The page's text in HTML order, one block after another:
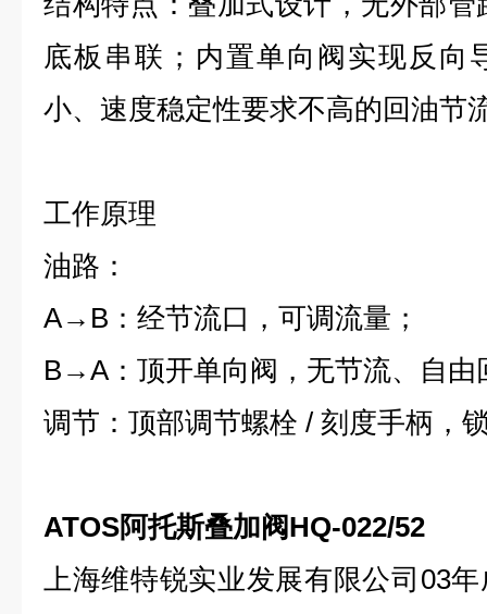
底板串联；内置单向阀实现反向
小、速度稳定性要求不高的回油节
工作原理
油路：
A→B：经节流口，可调流量；
B→A：顶开单向阀，无节流、自由
调节： 顶部调节螺栓 / 刻度手柄，
ATOS阿托斯叠加阀HQ-022/52
上海维特锐实业发展有限公司03